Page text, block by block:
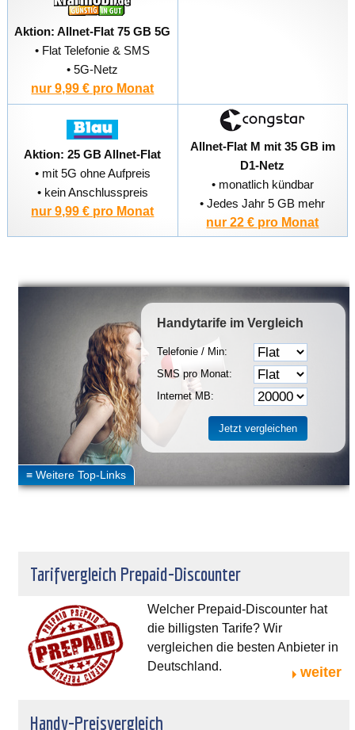
Aktion: Allnet-Flat 75 GB 5G
• Flat Telefonie & SMS
• 5G-Netz
nur 9,99 € pro Monat
Aktion: 25 GB Allnet-Flat
• mit 5G ohne Aufpreis
• kein Anschlusspreis
nur 9,99 € pro Monat
Allnet-Flat M mit 35 GB im
D1-Netz
• monatlich kündbar
• Jedes Jahr 5 GB mehr
nur 22 € pro Monat
Handytarife im Vergleich
Telefonie / Min:
SMS pro Monat:
Internet MB:
Tarifvergleich Prepaid-Discounter
Welcher Prepaid-Discounter hat
die billigsten Tarife? Wir
vergleichen die besten Anbieter in
Deutschland.
weiter
Handy-Preisvergleich